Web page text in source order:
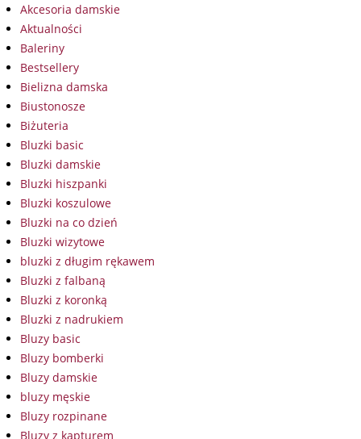
Akcesoria damskie
Aktualności
Baleriny
Bestsellery
Bielizna damska
Biustonosze
Biżuteria
Bluzki basic
Bluzki damskie
Bluzki hiszpanki
Bluzki koszulowe
Bluzki na co dzień
Bluzki wizytowe
bluzki z długim rękawem
Bluzki z falbaną
Bluzki z koronką
Bluzki z nadrukiem
Bluzy basic
Bluzy bomberki
Bluzy damskie
bluzy męskie
Bluzy rozpinane
Bluzy z kapturem